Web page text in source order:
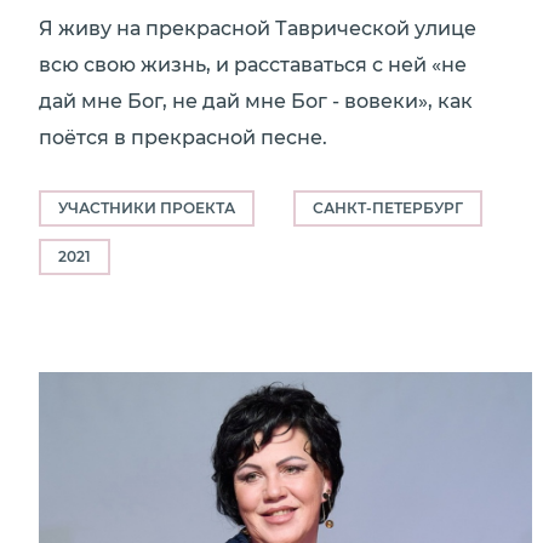
Я живу на прекрасной Таврической улице
всю свою жизнь, и расставаться с ней «не
дай мне Бог, не дай мне Бог - вовеки», как
поётся в прекрасной песне.
УЧАСТНИКИ ПРОЕКТА САНКТ-ПЕТЕРБУРГ
2021